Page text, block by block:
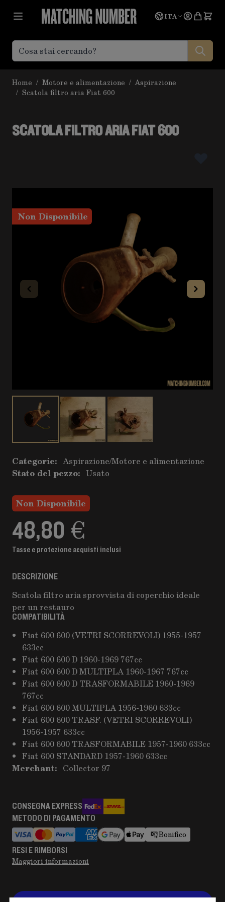
Lingua
ITA
Home / Motore e alimentazione / Aspirazione
/ Scatola filtro aria Fiat 600
SCATOLA FILTRO ARIA FIAT 600
Non Disponibile
Categorie: Aspirazione/Motore e alimentazione
Stato del pezzo: Usato
Non Disponibile
48,80 €
Tasse e protezione acquisti inclusi
DESCRIZIONE
Scatola filtro aria sprovvista di coperchio ideale
per un restauro
COMPATIBILITÀ
Fiat 600 600 (VETRI SCORREVOLI) 1955-1957
633cc
Fiat 600 600 D 1960-1969 767cc
Fiat 600 600 D MULTIPLA 1960-1967 767cc
Fiat 600 600 D TRASFORMABILE 1960-1969
767cc
Fiat 600 600 MULTIPLA 1956-1960 633cc
Fiat 600 600 TRASF. (VETRI SCORREVOLI)
1956-1957 633cc
Fiat 600 600 TRASFORMABILE 1957-1960 633cc
Fiat 600 STANDARD 1957-1960 633cc
Merchant: Collector 97
CONSEGNA EXPRESS
METODO DI PAGAMENTO
Bonifico
RESI E RIMBORSI
Maggiori informazioni